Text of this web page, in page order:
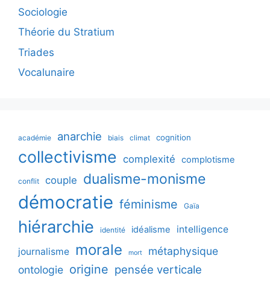
Sociologie
Théorie du Stratium
Triades
Vocalunaire
académie anarchie biais climat cognition
collectivisme complexité complotisme
conflit couple dualisme-monisme
démocratie féminisme Gaïa
hiérarchie identité idéalisme
intelligence
journalisme morale mort
métaphysique
ontologie origine pensée verticale